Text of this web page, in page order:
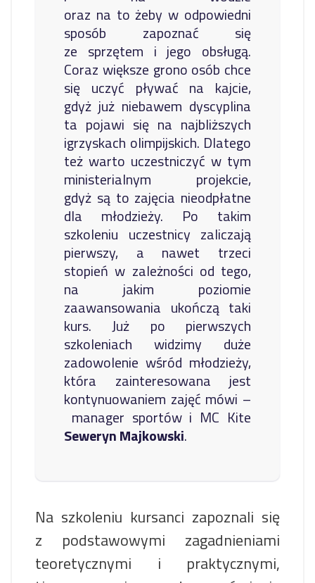
oraz na to żeby w odpowiedni
sposób zapoznać się
ze sprzętem i jego obsługą.
Coraz większe grono osób chce
się uczyć pływać na kajcie,
gdyż już niebawem dyscyplina
ta pojawi się na najbliższych
igrzyskach olimpijskich. Dlatego
też warto uczestniczyć w tym
ministerialnym projekcie,
gdyż są to zajęcia nieodpłatne
dla młodzieży. Po takim
szkoleniu uczestnicy zaliczają
pierwszy, a nawet trzeci
stopień w zależności od tego,
na jakim poziomie
zaawansowania ukończą taki
kurs. Już po pierwszych
szkoleniach widzimy duże
zadowolenie wśród młodzieży,
która zainteresowana jest
kontynuowaniem zajęć mówi –
manager sportów i MC Kite
Seweryn Majkowski.
Na szkoleniu kursanci zapoznali się
z podstawowymi zagadnieniami
teoretycznymi i praktycznymi,